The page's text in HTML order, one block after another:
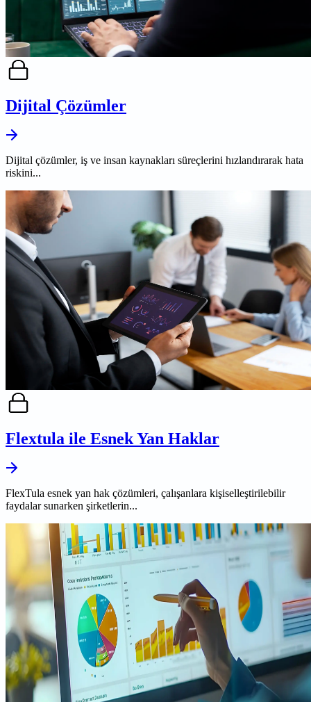
Dijital Çözümler
Dijital çözümler, iş ve insan kaynakları süreçlerini hızlandırarak hata
riskini...
Flextula ile Esnek Yan Haklar
FlexTula esnek yan hak çözümleri, çalışanlara kişiselleştirilebilir
faydalar sunarken şirketlerin...